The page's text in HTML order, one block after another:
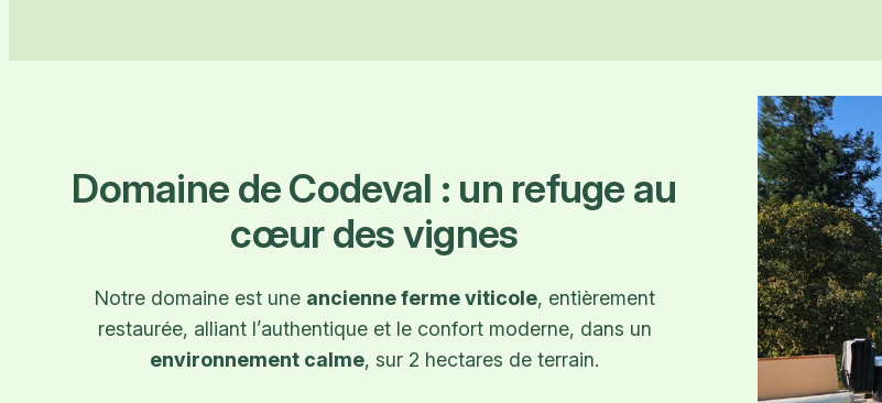
Domaine de Codeval : un refuge au
cœur des vignes
Notre domaine est une ancienne ferme viticole, entièrement
restaurée, alliant l’authentique et le confort moderne, dans un
environnement calme, sur 2 hectares de terrain.